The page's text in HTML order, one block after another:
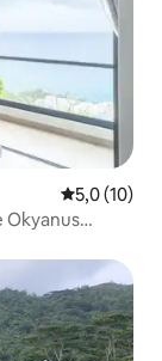
55,0 (10)
Okyanus